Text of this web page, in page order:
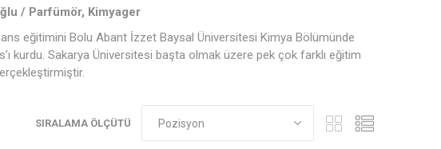
/ Parfümör, Kimyager
eğitimini Bolu Abant İzzet Baysal Üniversitesi Kimya Bölümünde
kurdu. Sakarya Üniversitesi başta olmak üzere pek çok farklı eğitim
SIRALAMA ÖLÇÜTÜ